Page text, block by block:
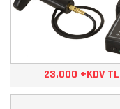
23.000 +KDV TL